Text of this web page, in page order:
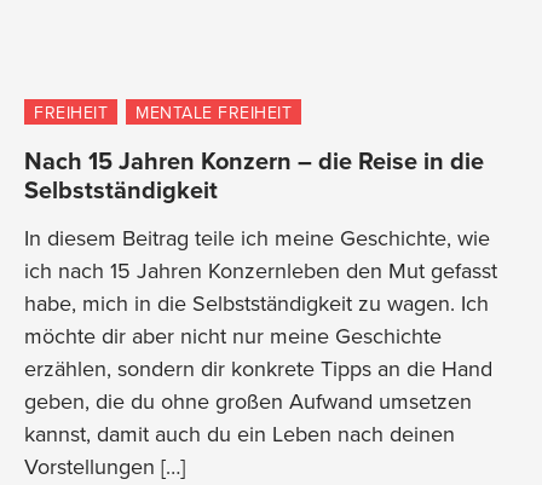
FREIHEIT MENTALE FREIHEIT
Nach 15 Jahren Konzern – die Reise in die
Selbstständigkeit
In diesem Beitrag teile ich meine Geschichte, wie
ich nach 15 Jahren Konzernleben den Mut gefasst
habe, mich in die Selbstständigkeit zu wagen. Ich
möchte dir aber nicht nur meine Geschichte
erzählen, sondern dir konkrete Tipps an die Hand
geben, die du ohne großen Aufwand umsetzen
kannst, damit auch du ein Leben nach deinen
Vorstellungen […]